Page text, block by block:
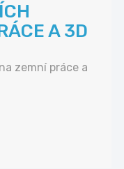
A 3D
zemní práce a